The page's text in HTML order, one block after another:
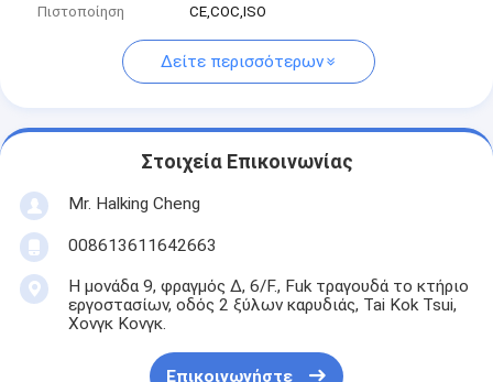
Πιστοποίηση
CE,COC,ISO
Δείτε περισσότερων
Στοιχεία Επικοινωνίας
Mr. Halking Cheng
008613611642663
Η μονάδα 9, φραγμός Δ, 6/F., Fuk τραγουδά το κτήριο
εργοστασίων, οδός 2 ξύλων καρυδιάς, Tai Kok Tsui,
Χονγκ Κονγκ.
Επικοινωνήστε